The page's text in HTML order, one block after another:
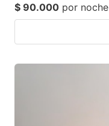
$ 90.000 por noche